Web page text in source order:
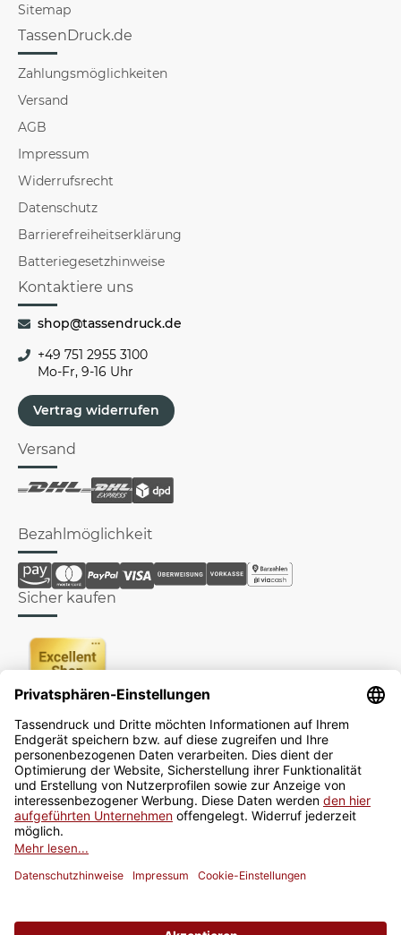
Sitemap
TassenDruck.de
Zahlungsmöglichkeiten
Versand
AGB
Impressum
Widerrufsrecht
Datenschutz
Barrierefreiheitserklärung
Batteriegesetzhinweise
Kontaktiere uns
shop@tassendruck.de
+49 751 2955 3100
Mo-Fr, 9-16 Uhr
Vertrag widerrufen
Versand
Bezahlmöglichkeit
Sicher kaufen
Newsletter